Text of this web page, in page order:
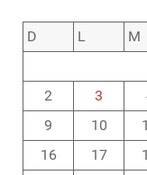
D
L M
2
3
9
10
16
17